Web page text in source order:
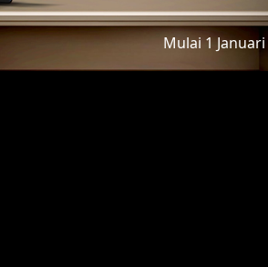
Mulai 1